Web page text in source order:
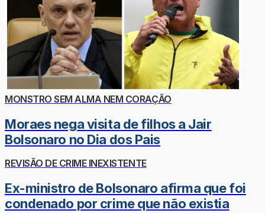
MONSTRO SEM ALMA NEM CORAÇÃO
Moraes nega visita de filhos a Jair
Bolsonaro no Dia dos Pais
REVISÃO DE CRIME INEXISTENTE
Ex-ministro de Bolsonaro afirma que foi
condenado por crime que não existia